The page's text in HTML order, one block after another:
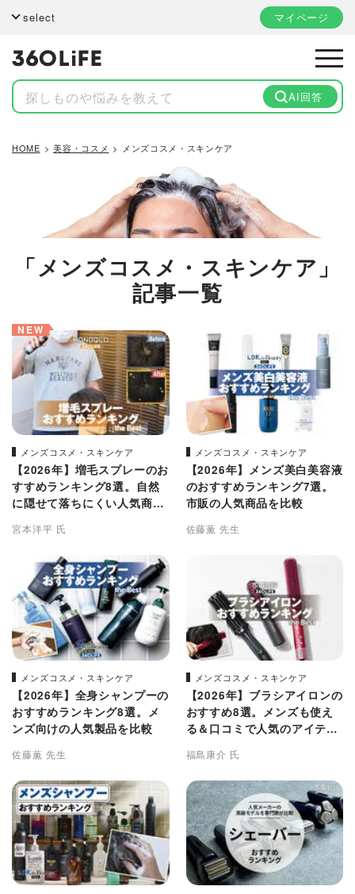
select マイページ
AI回答
HOME 美容・コスメ メンズコスメ・スキンケア
「メンズコスメ・スキンケア」
記事一覧
NEW
メンズコスメ・スキンケア
【2026年】増毛スプレーのお
すすめランキング8選。自然
に隠せて落ちにくい人気商品
宮本洋平 氏
メンズコスメ・スキンケア
【2026年】メンズ美白美容液
のおすすめランキング7選。
市販の人気商品を比較
佐藤薫 先生
メンズコスメ・スキンケア
【2026年】全身シャンプーの
おすすめランキング8選。メ
ンズ向けの人気製品を比較
佐藤薫 先生
メンズコスメ・スキンケア
【2026年】ブラシアイロンの
おすすめ8選。メンズも使え
る＆口コミで人気のアイテム
福島康介 氏